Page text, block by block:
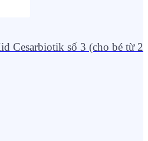
Cesarbiotik số 3 (cho bé từ 2